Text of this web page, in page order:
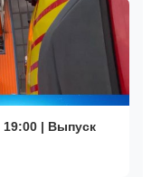
19:00 | Выпуск